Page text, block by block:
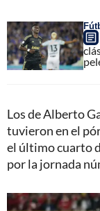
Los de Alberto
tuvieron en el
el último cuarto
por la jornada